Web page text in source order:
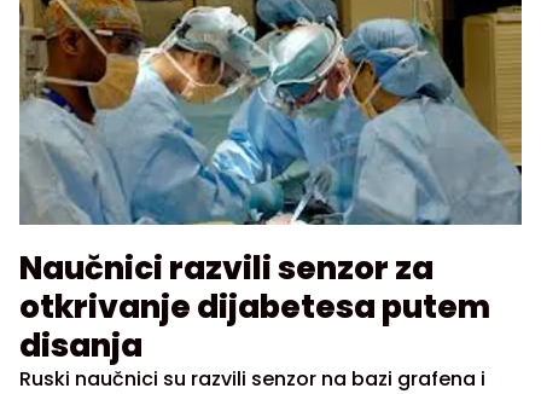
Naučnici razvili senzor za
otkrivanje dijabetesa putem
disanja
Ruski naučnici su razvili senzor na bazi grafena i